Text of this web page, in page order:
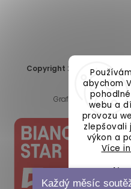
abychom
webu a
provozu
zlepšovali
výkon a
Více
Copyright 2026 DomaLEP
Upravit
Grafický návrh
Každý měsíc